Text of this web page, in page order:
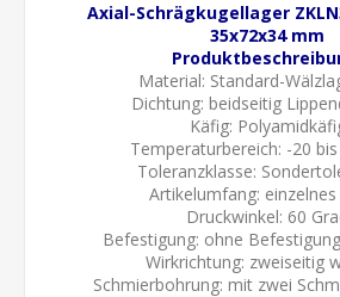
Axial-Schrägkugellager
35x72x34 mm
Material: Standard-
Dichtung: beidseitig
Käfig:
Temperaturbereich: -20 bis
Toleranzklasse:
Artikelumfang:
Druckwinkel: 60
Befestigung: ohne
Wirkrichtung: zweiseitig
Schmierbohrung: mit zwei